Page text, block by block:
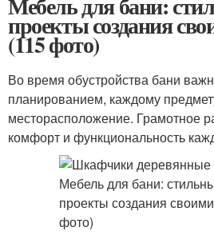
проекты создания
(115 фото)
Во время обустройства бани
планированием, каждому
месторасположение. Грамотное
комфорт и функциональность